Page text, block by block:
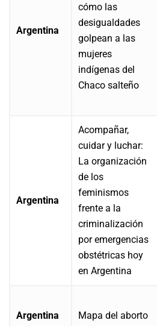
Argentina
cómo las
desigualdades
golpean a las
mujeres
indígenas del
Chaco salteño
Argentina
Acompañar,
cuidar y luchar:
La organización
de los
feminismos
frente a la
criminalización
por emergencias
obstétricas hoy
en Argentina
Argentina Mapa del aborto